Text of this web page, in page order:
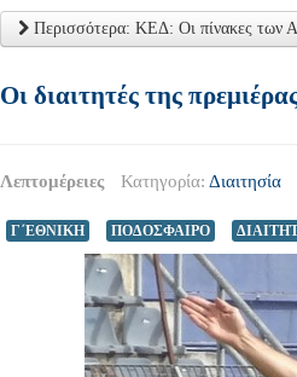
Περισσότερα: ΚΕΔ: Οι πίνακες των
Οι διαιτητές της
Λεπτομέρειες Κατηγορία: Διαιτησία
Γ΄ΕΘΝΙΚΗ ΠΟΔΟΣΦΑΙΡΟ